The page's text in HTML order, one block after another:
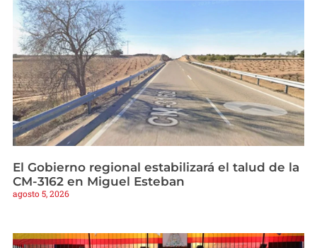
El Gobierno regional estabilizará el talud de la
CM-3162 en Miguel Esteban
agosto 5, 2026